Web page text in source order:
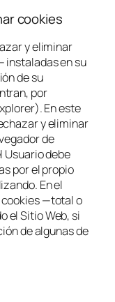
cookies
y eliminar
en su
de su
por
En este
y eliminar
de
Usuario debe
por el propio
En el
cookies —total o
el Sitio Web, si
de algunas de